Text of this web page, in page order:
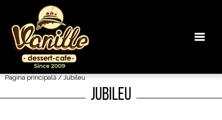
Pagina principală/ Jubileu
Jubileu